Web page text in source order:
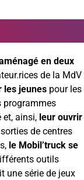
en deux
de la MdV
les jeunespour les
programmes
et, ainsi, leur ouvrir
de centres
le Mobil’truck se
outils
une série de jeux